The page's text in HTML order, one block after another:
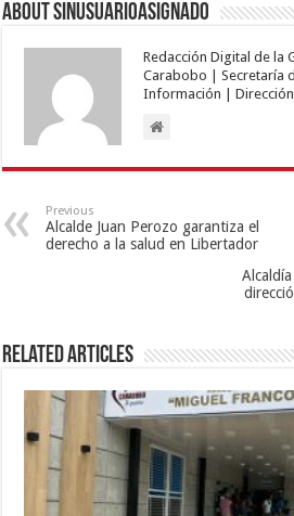
About sinusuarioasignado
Redacción Digital de la
Carabobo | Secretaría
Información |
Previous
Alcalde Juan Perozo garantiza el
derecho a la salud en Libertador
Related Articles